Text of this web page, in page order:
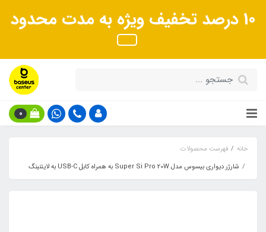
10 درصد تخفیف ویژه به مدت محدود
0
خانه
فهرست محصولات
شارژر دیواری بیسوس مدل Super Si Pro 20W به همراه کابل USB-C به لایتنینگ